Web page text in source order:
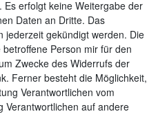
erfolgt keine Weitergabe der
Daten an Dritte. Das
jederzeit gekündigt werden. Die
Person mir für den
Zwecke des Widerrufs der
Ferner besteht die Möglichkeit,
Verantwortlichen vom
Verantwortlichen auf andere